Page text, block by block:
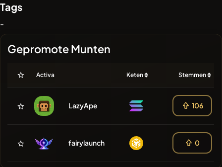
Tags
-
Gepromote Munten
Activa Keten Stemmen
LazyApe 106
fairylaunch 0